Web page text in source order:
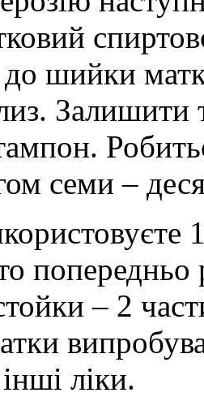
до шийки
Залишити
семи –
попередньо
– 2
ліки.